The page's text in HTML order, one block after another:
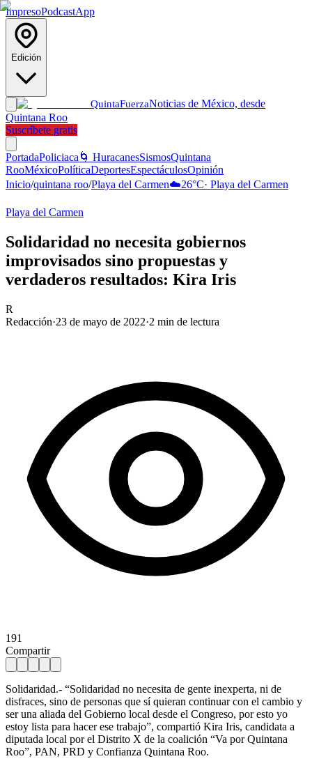
ImpresoPodcastApp
Edición
QuintaFuerzaNoticias de México, desde
Quintana Roo
Suscríbete gratis
PortadaPoliciaca 🌀 HuracanesSismosQuintana
RooMéxicoPolíticaDeportesEspectáculosOpinión
Inicio/quintana roo/Playa del Carmen☁️26°C· Playa del Carmen
Playa del Carmen
Solidaridad no necesita gobiernos
improvisados sino propuestas y
verdaderos resultados: Kira Iris
R
Redacción·23 de mayo de 2022·2 min de lectura
191
Compartir
Solidaridad.- “Solidaridad no necesita de gente inexperta, ni de
disfraces, sino de personas que sí quieran continuar con el cambio y
ser una aliada del Gobierno local desde el Congreso, por esto yo
estoy lista para hacer ese trabajo”, compartió Kira Iris, candidata a
diputada local por el Distrito X de la coalición “Va por Quintana
Roo”, PAN, PRD y Confianza Quintana Roo.